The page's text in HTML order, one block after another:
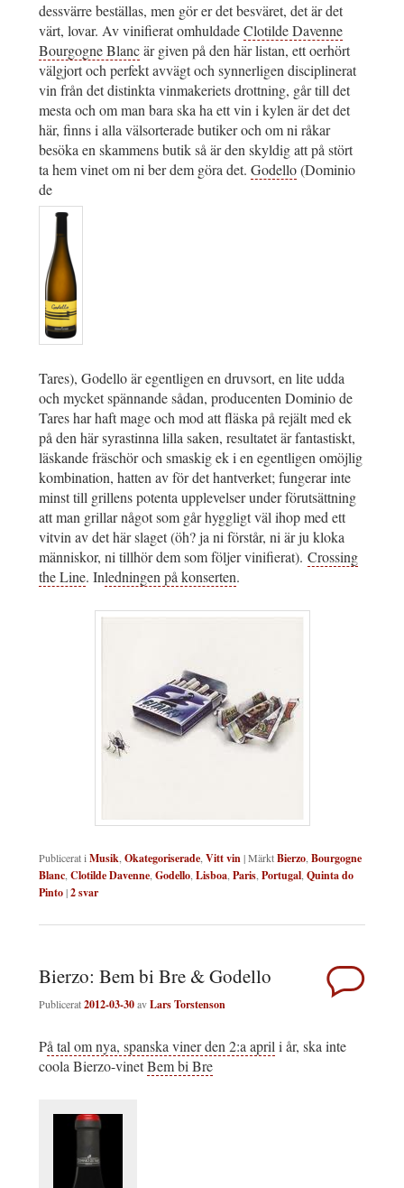
dessvärre beställas, men gör er det besväret, det är det
värt, lovar. Av vinifierat omhuldadeClotilde Davenne
Bourgogne Blancär given på den här listan, ett oerhört
välgjort och perfekt avvägt och synnerligen disciplinerat
vin från det distinkta vinmakeriets drottning, går till det
mesta och om man bara ska ha ett vin i kylen är det det
här, finns i alla välsorterade butiker och om ni råkar
besöka en skammens butik så är den skyldig att på stört
ta hem vinet om ni ber dem göra det. Godello(Dominio
de
Tares), Godello är egentligen en druvsort, en lite udda
och mycket spännande sådan, producenten Dominio de
Tares har haft mage och mod att fläska på rejält med ek
på den här syrastinna lilla saken, resultatet är fantastiskt,
läskande fräschör och smaskig ek i en egentligen omöjlig
kombination, hatten av för det hantverket; fungerar inte
minst till grillens potenta upplevelser under förutsättning
att man grillar något som går hyggligt väl ihop med ett
vitvin av det här slaget (öh? ja ni förstår, ni är ju kloka
människor, ni tillhör dem som följer vinifierat). Crossing
the Line. Inledningen på konserten.
Publicerat i Musik Okategoriserade Vitt vin|MärktBierzo Bourgogne
Blanc Clotilde Davenne Godello Lisboa Paris Portugal Quinta do
Pinto|2svar
Bierzo: Bem bi Bre & Godello
Publicerat2012-03-30avLars Torstenson
På tal om nya, spanska viner den 2:a april i år, ska inte
coola Bierzo-vinetBem bi Bre